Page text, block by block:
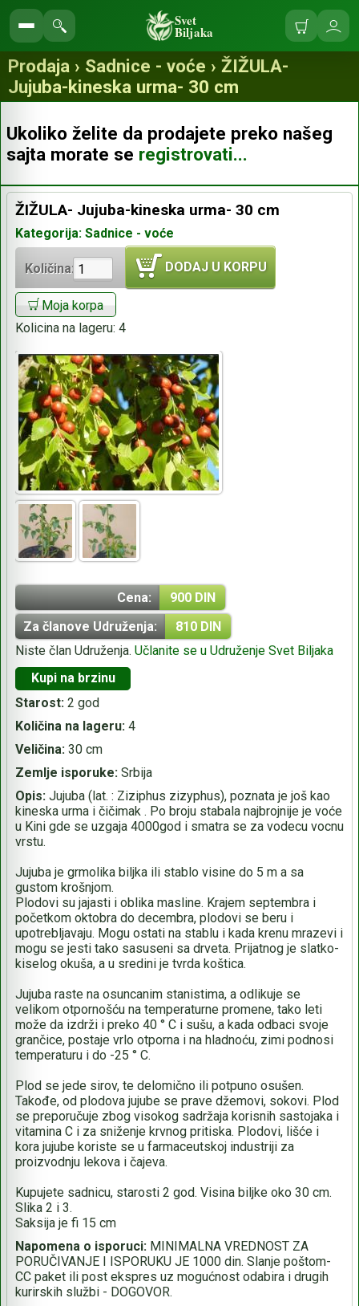
Pretraga
prodavnice
Svet
Biljaka Korpa
se
Prodaja › Sadnice - voće › ŽIŽULA-
Jujuba-kineska urma- 30 cm
Ukoliko želite da prodajete preko našeg
sajta morate se registrovati...
ŽIŽULA- Jujuba-kineska urma- 30 cm
Kategorija: Sadnice - voće
Količina: DODAJ U KORPU
Moja korpa
Kolicina na lageru: 4
Cena:
900 DIN
Za članove Udruženja:
810 DIN
Niste član Udruženja. Učlanite se u Udruženje Svet Biljaka
Kupi na brzinu
Starost: 2 god
Količina na lageru: 4
Veličina: 30 cm
Zemlje isporuke: Srbija
Opis: Jujuba (lat. : Ziziphus zizyphus), poznata je još kao
kineska urma i čičimak . Po broju stabala najbrojnije je voće
u Kini gde se uzgaja 4000god i smatra se za vodecu vocnu
vrstu.
Jujuba je grmolika biljka ili stablo visine do 5 m a sa
gustom krošnjom.
Plodovi su jajasti i oblika masline. Krajem septembra i
početkom oktobra do decembra, plodovi se beru i
upotrebljavaju. Mogu ostati na stablu i kada krenu mrazevi i
mogu se jesti tako sasuseni sa drveta. Prijatnog je slatko-
kiselog okuša, a u sredini je tvrda koštica.
Jujuba raste na osuncanim stanistima, a odlikuje se
velikom otpornošću na temperaturne promene, tako leti
može da izdrži i preko 40 ° C i sušu, a kada odbaci svoje
grančice, postaje vrlo otporna i na hladnoću, zimi podnosi
temperaturu i do -25 ° C.
Plod se jede sirov, te delomično ili potpuno osušen.
Takođe, od plodova jujube se prave džemovi, sokovi. Plod
se preporučuje zbog visokog sadržaja korisnih sastojaka i
vitamina C i za sniženje krvnog pritiska. Plodovi, lišće i
kora jujube koriste se u farmaceutskoj industriji za
proizvodnju lekova i čajeva.
Kupujete sadnicu, starosti 2 god. Visina biljke oko 30 cm.
Slika 2 i 3.
Saksija je fi 15 cm
Napomena o isporuci: MINIMALNA VREDNOST ZA
PORUČIVANJE I ISPORUKU JE 1000 din. Slanje poštom-
CC paket ili post ekspres uz mogućnost odabira i drugih
kurirskih službi - DOGOVOR.